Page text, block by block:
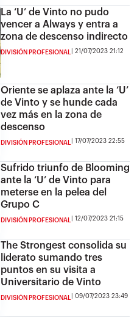
La ‘U’ de Vinto no pudo
vencer a Always y entra a
zona de descenso indirecto
DIVISIÓN PROFESIONAL 21/07/2023 21:12
Oriente se aplaza ante la ‘U’
de Vinto y se hunde cada
vez más en la zona de
descenso
DIVISIÓN PROFESIONAL 17/07/2023 22:55
Sufrido triunfo de Blooming
ante la ‘U’ de Vinto para
meterse en la pelea del
Grupo C
DIVISIÓN PROFESIONAL 12/07/2023 21:15
The Strongest consolida su
liderato sumando tres
puntos en su visita a
Universitario de Vinto
DIVISIÓN PROFESIONAL 09/07/2023 23:49